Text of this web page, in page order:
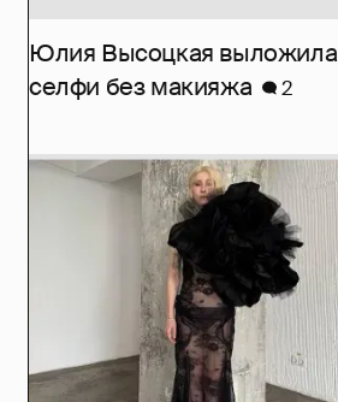
Юлия Высоцкая выложила
селфи без макияжа
2